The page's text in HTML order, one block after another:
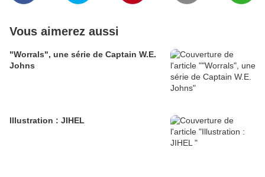
Vous aimerez aussi
"Worrals", une série de Captain W.E.
Johns
Illustration : JIHEL